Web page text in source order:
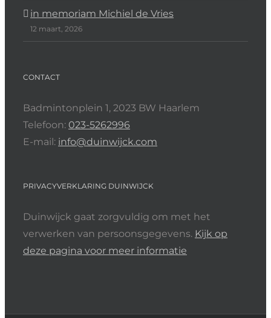
in memoriam Michiel de Vries
12 maart, 2026
CONTACT
Badmintonplein 1, 2023 BW Haarlem
Telefoon: 023-5262996
E-mail: info@duinwijck.com
PRIVACYVERKLARING DUINWIJCK
Duinwijck gaat zorgvuldig om met het
verwerken van persoonsgegevens. Kijk op
deze pagina voor meer informatie